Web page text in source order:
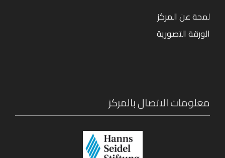
لمحة عن المركز
الورقة التصورية
معلومات الاتصال بالمركز